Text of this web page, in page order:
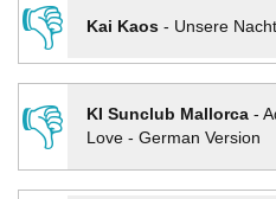
👎
Kai Kaos- Unsere Nacht
👎
KI Sunclub Mallorca-
Love - German Version